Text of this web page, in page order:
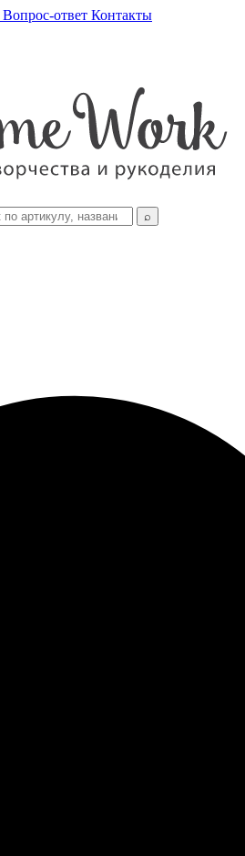
Вопрос-ответ Контакты
⌕